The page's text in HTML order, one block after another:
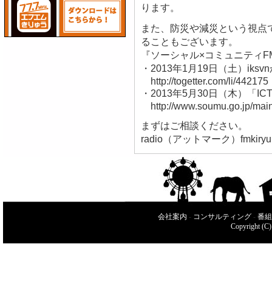
ります。
また、防災や減災という視
ることもございます。
『ソーシャル×コミュニティ
・2013年1月19日（土）
http://togetter.com/li/442175
・2013年5月30日（木）「
http://www.soumu.go.jp/
まずはご相談ください。
radio（アットマーク）
会社案内 - コンサルティング - 番
Copyright